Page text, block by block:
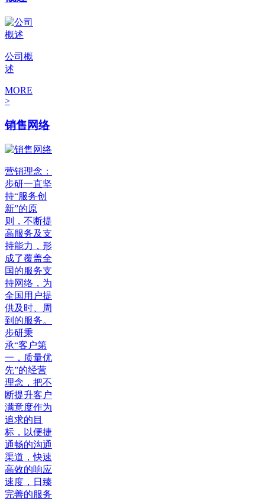
公司概
述
MORE
>
销售网络
营销理念：
步研一直坚
持“服务创
新”的原
则，不断提
高服务及支
持能力，形
成了覆盖全
国的服务支
持网络，为
全国用户提
供及时、周
到的服务。
步研秉
承“客户第
一，质量优
先”的经营
理念，把不
断提升客户
满意度作为
追求的目
标，以便捷
通畅的沟通
渠道，快速
高效的响应
速度，日臻
完善的服务